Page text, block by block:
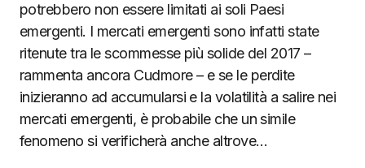
potrebbero non essere limitati ai soli Paesi
emergenti. I mercati emergenti sono infatti state
ritenute tra le scommesse più solide del 2017 –
rammenta ancora Cudmore – e se le perdite
inizieranno ad accumularsi e la volatilità a salire nei
mercati emergenti, è probabile che un simile
fenomeno si verificherà anche altrove…